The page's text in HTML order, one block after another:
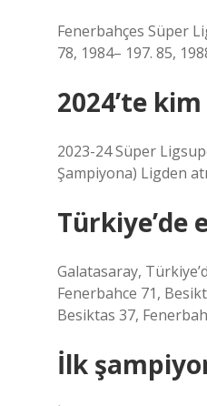
Fenerbahçes Süper
78, 1984– 197. 85,
2024’te
2023-24 Süper
Şampiyona) Ligden
Türkiye’de
Galatasaray,
Fenerbahce 71,
Besiktas 37,
İlk